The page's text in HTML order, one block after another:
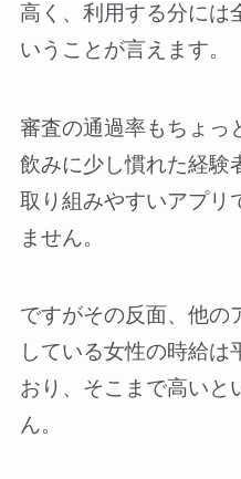
高く、利用する分には
いうことが言えます。
審査の通過率もちょっ
飲みに少し慣れた経験
取り組みやすいアプリ
ません。
ですがその反面、他の
している女性の時給は
おり、そこまで高いと
ん。